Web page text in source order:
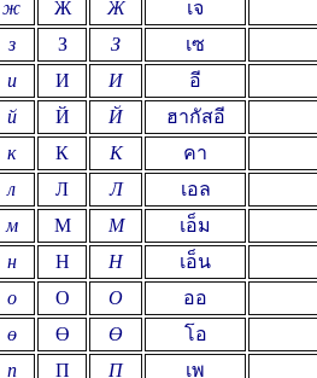
ж Ж Ж เจ
з З З เซ
и И И อี
й Й Й ฮากัสอี
к К К คา
л Л Л เอล
м М М เอ็ม
н Н Н เอ็น
о О О ออ
ө Ө Ө โอ
п П П เพ